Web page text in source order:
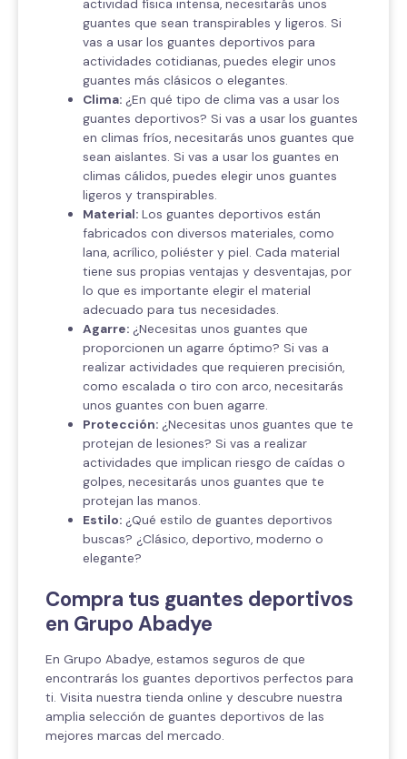
actividad física intensa, necesitarás unos
guantes que sean transpirables y ligeros. Si
vas a usar los guantes deportivos para
actividades cotidianas, puedes elegir unos
guantes más clásicos o elegantes.
Clima: ¿En qué tipo de clima vas a usar los
guantes deportivos? Si vas a usar los guantes
en climas fríos, necesitarás unos guantes que
sean aislantes. Si vas a usar los guantes en
climas cálidos, puedes elegir unos guantes
ligeros y transpirables.
Material: Los guantes deportivos están
fabricados con diversos materiales, como
lana, acrílico, poliéster y piel. Cada material
tiene sus propias ventajas y desventajas, por
lo que es importante elegir el material
adecuado para tus necesidades.
Agarre: ¿Necesitas unos guantes que
proporcionen un agarre óptimo? Si vas a
realizar actividades que requieren precisión,
como escalada o tiro con arco, necesitarás
unos guantes con buen agarre.
Protección: ¿Necesitas unos guantes que te
protejan de lesiones? Si vas a realizar
actividades que implican riesgo de caídas o
golpes, necesitarás unos guantes que te
protejan las manos.
Estilo: ¿Qué estilo de guantes deportivos
buscas? ¿Clásico, deportivo, moderno o
elegante?
Compra tus guantes deportivos
en Grupo Abadye
En Grupo Abadye, estamos seguros de que
encontrarás los guantes deportivos perfectos para
ti. Visita nuestra tienda online y descubre nuestra
amplia selección de guantes deportivos de las
mejores marcas del mercado.